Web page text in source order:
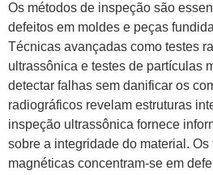
Os métodos de inspeção são
defeitos em moldes e peças
Técnicas avançadas como testes
ultrassônica e testes de partículas
detectar falhas sem danificar os
radiográficos revelam estruturas
inspeção ultrassônica fornece
sobre a integridade do material.
magnéticas concentram-se em